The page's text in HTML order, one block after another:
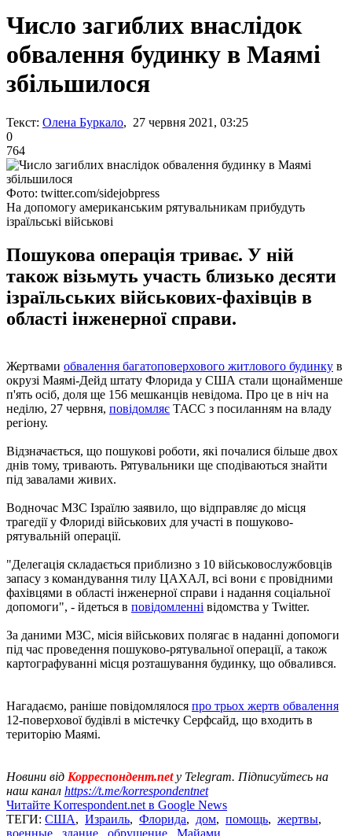
Число загиблих внаслідок
обвалення будинку в Маямі
збільшилося
Текст: Олена Буркало, 27 червня 2021, 03:25
0
764
Фото: twitter.com/sidejobpress
На допомогу американським рятувальникам прибудуть
ізраїльські військові
Пошукова операція триває. У ній
також візьмуть участь близько десяти
ізраїльських військових-фахівців в
області інженерної справи.
Жертвами обвалення багатоповерхового житлового будинку в
окрузі Маямі-Дейд штату Флорида у США стали щонайменше
п'ять осіб, доля ще 156 мешканців невідома. Про це в ніч на
неділю, 27 червня, повідомляє ТАСС з посиланням на владу
регіону.
Відзначається, що пошукові роботи, які почалися більше двох
днів тому, тривають. Рятувальники ще сподіваються знайти
під завалами живих.
Водночас МЗС Ізраїлю заявило, що відправляє до місця
трагедії у Флориді військових для участі в пошуково-
рятувальній операції.
"Делегація складається приблизно з 10 військовослужбовців
запасу з командування тилу ЦАХАЛ, всі вони є провідними
фахівцями в області інженерної справи і надання соціальної
допомоги", - йдеться в повідомленні відомства у Twitter.
За даними МЗС, місія військових полягає в наданні допомоги
під час проведення пошуково-рятувальної операції, а також
картографуванні місця розташування будинку, що обвалився.
Нагадаємо, раніше повідомлялося про трьох жертв обвалення
12-поверхової будівлі в містечку Серфсайд, що входить в
територію Маямі.
Новини від Корреспондент.netу Telegram. Підписуйтесь на
наш канал https://t.me/korrespondentnet
Читайте Korrespondent.net в Google News
ТЕГИ: США, Израиль, Флорида, дом, помощь, жертвы,
военные
здание обрушение Майами